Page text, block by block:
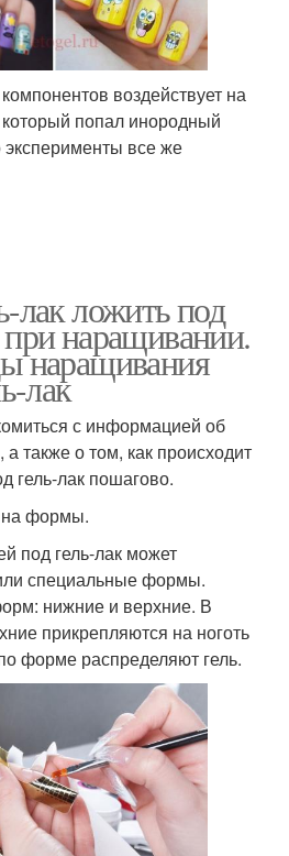
воздействует на
попал инородный
все же
ложить под
наращивании.
наращивания
лак
с информацией об
также о том, как происходит
гель-лак пошагово.
на формы.
под гель-лак может
специальные формы.
нижние и верхние. В
прикрепляются на ноготь
форме распределяют гель.